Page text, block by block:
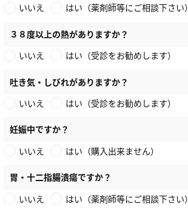
いいえ
はい（薬剤師等にご相談下さい）
３８度以上の熱がありますか？
いいえ
はい（受診をお勧めします）
吐き気・しびれがありますか？
いいえ
はい（受診をお勧めします）
妊娠中ですか？
いいえ
はい（購入出来ません）
胃・十二指腸潰瘍ですか？
いいえ
はい（薬剤師等にご相談下さい）